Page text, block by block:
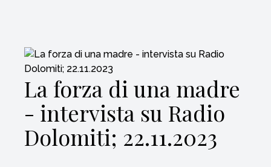
La forza di una madre
- intervista su Radio
Dolomiti; 22.11.2023